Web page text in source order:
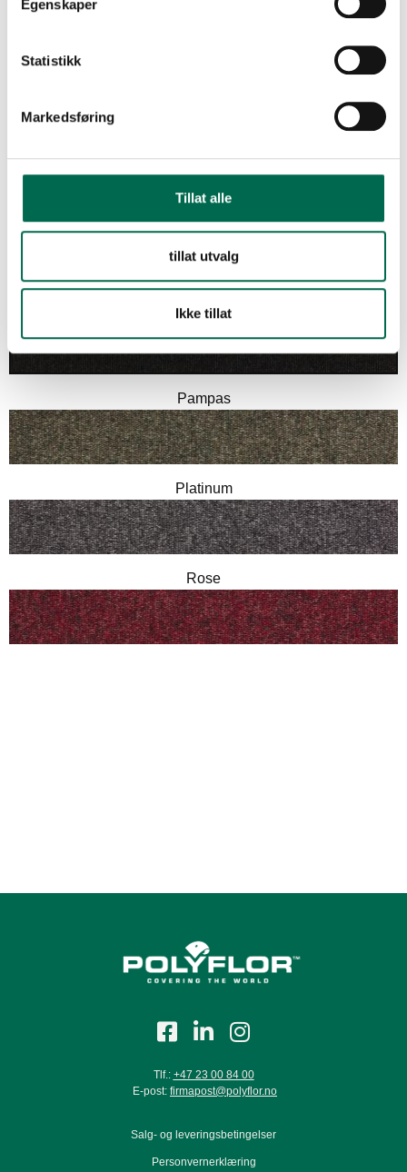
Egenskaper
Statistikk
Markedsføring
Tillat alle
tillat utvalg
Ikke tillat
Onyx
Pampas
Platinum
Rose
Silver
Tlf.: +47 23 00 84 00
E-post: firmapost@polyflor.no
Salg- og leveringsbetingelser
Personvernerklæring